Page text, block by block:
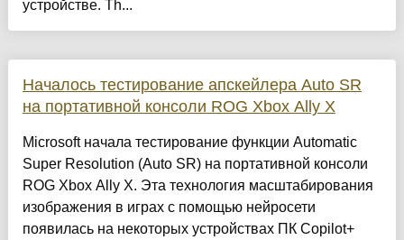
устройстве. Th...
Началось тестирование апскейлера Auto SR
на портативной консоли ROG Xbox Ally X
Microsoft начала тестирование функции Automatic
Super Resolution (Auto SR) на портативной консоли
ROG Xbox Ally X. Эта технология масштабирования
изображения в играх с помощью нейросети
появилась на некоторых устройствах ПК Copilot+